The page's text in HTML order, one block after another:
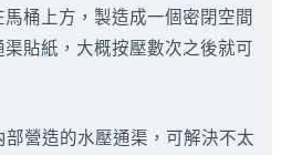
桶上方，製造成一個密閉空間
貼紙，大概按壓數次之後就可
營造的水壓通渠，可解決不太